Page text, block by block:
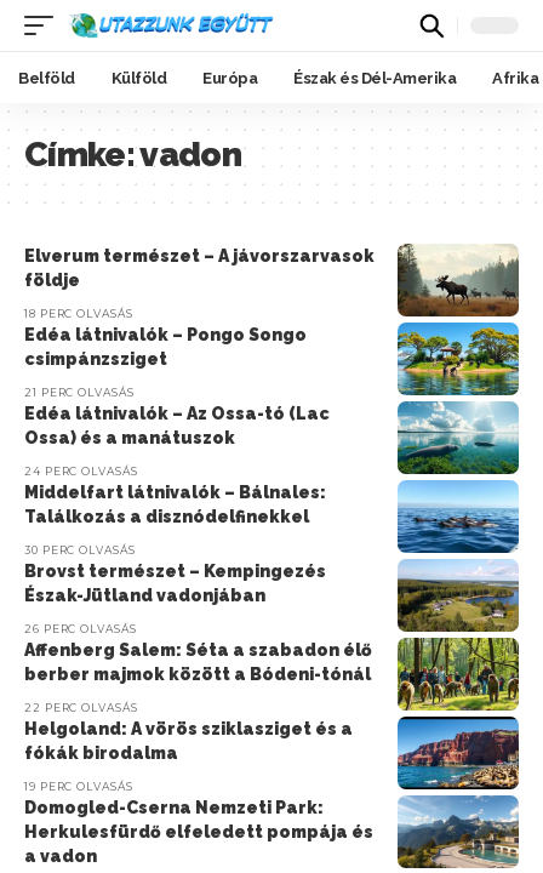
Belföld Külföld Európa Észak és Dél-Amerika Afrika
Címke:vadon
Elverum természet – A jávorszarvasok
földje
18 PERC OLVASÁS
Edéa látnivalók – Pongo Songo
csimpánzsziget
21 PERC OLVASÁS
Edéa látnivalók – Az Ossa-tó (Lac
Ossa) és a manátuszok
24 PERC OLVASÁS
Middelfart látnivalók – Bálnales:
Találkozás a disznódelfinekkel
30 PERC OLVASÁS
Brovst természet – Kempingezés
Észak-Jütland vadonjában
26 PERC OLVASÁS
Affenberg Salem: Séta a szabadon élő
berber majmok között a Bódeni-tónál
22 PERC OLVASÁS
Helgoland: A vörös sziklasziget és a
fókák birodalma
19 PERC OLVASÁS
Domogled-Cserna Nemzeti Park:
Herkulesfürdő elfeledett pompája és
a vadon